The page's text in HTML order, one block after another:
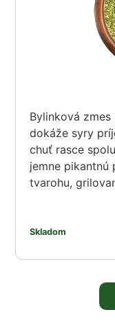
Bylinková
dokáže syry
chuť rasce
jemne pikantnú
tvarohu,
Skladom